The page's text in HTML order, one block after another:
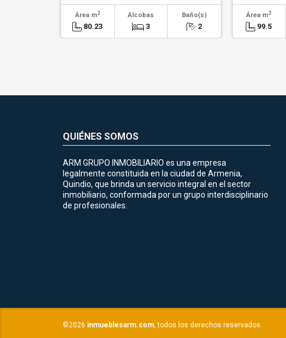
Área m2
80.23
Alcobas
3
Baño(s)
2
Área m2
99.5
QUIÉNES SOMOS
ARM GRUPO INMOBILIARIO es una empresa
legalmente constituida en la ciudad de Armenia,
Quindio, que brinda un servicio integral en el sector
inmobiliario, conformada por un grupo interdisciplinario
de profesionales.
©2026 inmueblesarm.com, todos los derechos reservados.